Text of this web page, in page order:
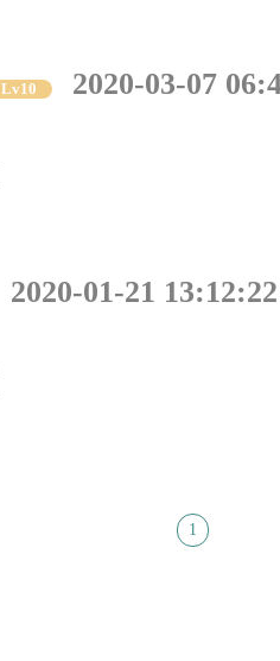
Lv10
2020-03-07
2020-01-21 13:12:22
1